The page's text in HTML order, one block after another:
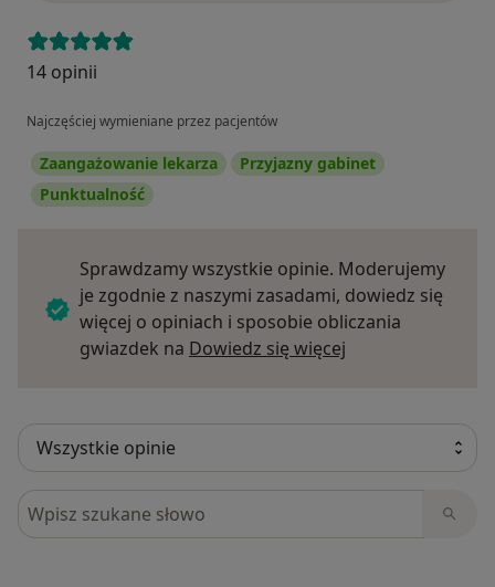
14 opinii
Najczęściej wymieniane przez pacjentów
Zaangażowanie lekarza
Przyjazny gabinet
Punktualność
Sprawdzamy wszystkie opinie. Moderujemy
je zgodnie z naszymi zasadami, dowiedz się
więcej o opiniach i sposobie obliczania
gwiazdek na Dowiedz się więcej
Szukaj w opiniach